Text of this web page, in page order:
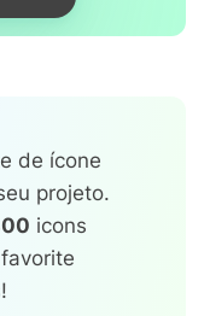
de ícone
projeto.
icons